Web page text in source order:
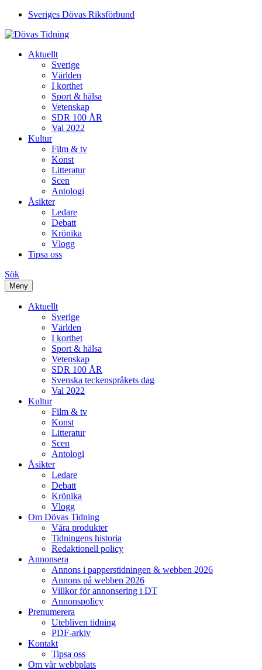
Sveriges Dövas Riksförbund
Aktuellt
Sverige
Världen
I korthet
Sport & hälsa
Vetenskap
SDR 100 ÅR
Val 2022
Kultur
Film & tv
Konst
Litteratur
Scen
Antologi
Åsikter
Ledare
Debatt
Krönika
Vlogg
Tipsa oss
Sök
Meny
Aktuellt
Sverige
Världen
I korthet
Sport & hälsa
Vetenskap
SDR 100 ÅR
Svenska teckenspråkets dag
Val 2022
Kultur
Film & tv
Konst
Litteratur
Scen
Antologi
Åsikter
Ledare
Debatt
Krönika
Vlogg
Om Dövas Tidning
Våra produkter
Tidningens historia
Redaktionell policy
Annonsera
Annons i papperstidningen & webben 2026
Annons på webben 2026
Villkor för annonsering i DT
Annonspolicy
Prenumerera
Utebliven tidning
PDF-arkiv
Kontakt
Tipsa oss
Om vår webbplats